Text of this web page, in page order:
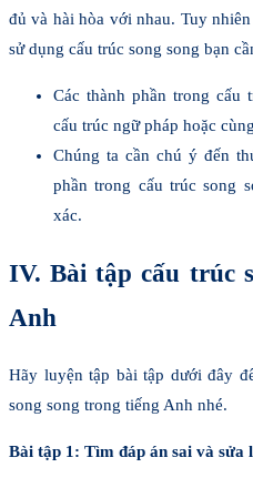
đủ và hài hòa với nhau. Tuy
sử dụng cấu trúc song song bạn
Các thành phần trong cấu
cấu trúc ngữ pháp hoặc
Chúng ta cần chú ý đến
phần trong cấu trúc song
xác.
IV. Bài tập cấu trúc
Anh
Hãy luyện tập bài tập dưới đây
song song trong tiếng Anh nhé.
Bài tập 1: Tìm đáp án sai và sửa